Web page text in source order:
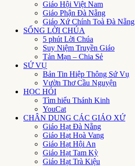
Giáo Hội Việt Nam
Giáo Phận Đà Nẵng
Giáo Xứ Chính Toà Đà Nẵng
SỐNG LỜI CHÚA
5 phút Lời Chúa
Suy Niệm Truyền Giáo
Tản Mạn – Chia Sẻ
SỨ VỤ
Bản Tin Hiệp Thông Sứ Vụ
Vườn Thơ Cầu Nguyện
HỌC HỎI
Tìm hiểu Thánh Kinh
YouCat
CHÂN DUNG CÁC GIÁO XỨ
Giáo Hạt Đà Nẵng
Giáo Hạt Hoà Vang
Giáo Hạt Hội An
Giáo Hạt Tam Kỳ
Giáo Hạt Trà Kiệu